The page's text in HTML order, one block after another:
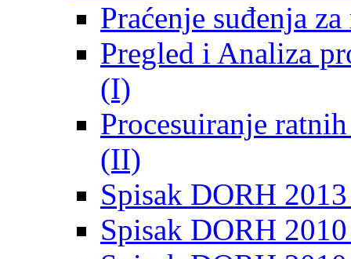
Praćenje suđenja
Pregled i Analiza
(I)
Procesuiranje
(II)
Spisak DORH
Spisak DORH